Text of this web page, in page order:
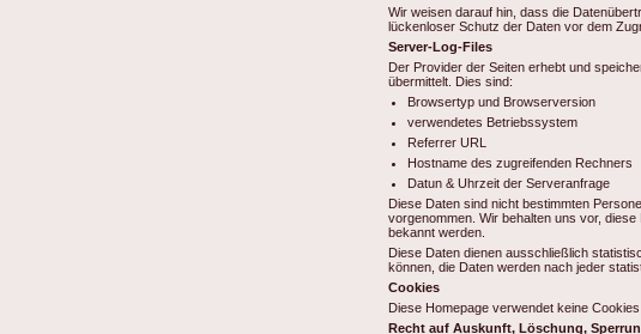
Wir weisen darauf hin, dass die
lückenloser Schutz der Daten vor dem
Server-Log-Files
Der Provider der Seiten erhebt und
übermittelt. Dies sind:
Browsertyp und Browserversion
verwendetes Betriebssystem
Referrer URL
Hostname des zugreifenden Rechners
Datun & Uhrzeit der Serveranfrage
Diese Daten sind nicht bestimmten
vorgenommen. Wir behalten uns vor,
bekannt werden.
Diese Daten dienen ausschließlich
können, die Daten werden nach jeder
Cookies
Diese Homepage verwendet keine Cookies!
Recht auf Auskunft, Löschung,